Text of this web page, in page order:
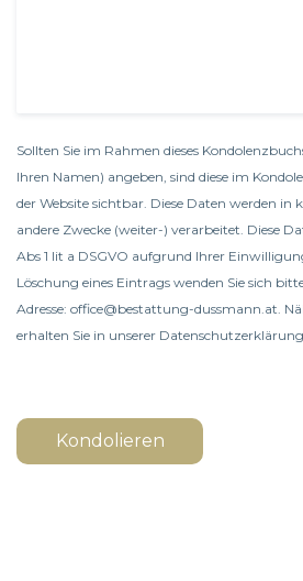
Sollten Sie im Rahmen dieses
Ihren Namen) angeben, sind diese im
der Website sichtbar. Diese Daten werden in
andere Zwecke (weiter-) verarbeitet. Diese
Abs 1 lit a DSGVO aufgrund Ihrer
Löschung eines Eintrags wenden Sie sich
Adresse: office@bestattung-dussmann.at.
erhalten Sie in unserer Datenschutzerklärung
Kondolieren